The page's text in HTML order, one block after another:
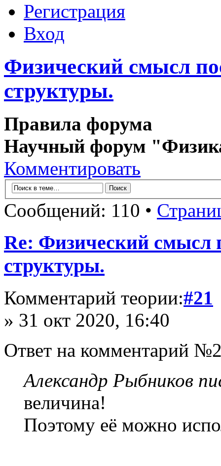
Регистрация
Вход
Физический смысл
структуры.
Правила форума
Научный форум
Комментировать
Сообщений: 110 •
Re: Физический смысл
структуры.
Комментарий теории:#21
» 31 окт 2020, 16:40
Ответ на комментарий
Александр Рыбников
величина!
Поэтому её можно